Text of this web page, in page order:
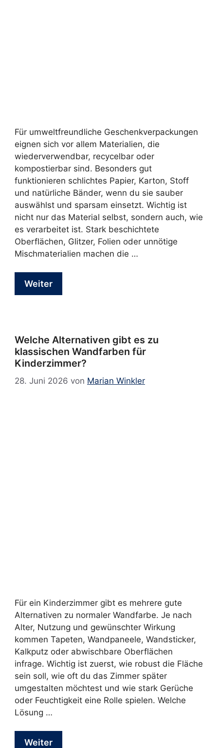
Für umweltfreundliche Geschenkverpackungen
eignen sich vor allem Materialien, die
wiederverwendbar, recycelbar oder
kompostierbar sind. Besonders gut
funktionieren schlichtes Papier, Karton, Stoff
und natürliche Bänder, wenn du sie sauber
auswählst und sparsam einsetzt. Wichtig ist
nicht nur das Material selbst, sondern auch, wie
es verarbeitet ist. Stark beschichtete
Oberflächen, Glitzer, Folien oder unnötige
Mischmaterialien machen die …
Weiter
Welche Alternativen gibt es zu
klassischen Wandfarben für
Kinderzimmer?
28. Juni 2026 von Marian Winkler
Für ein Kinderzimmer gibt es mehrere gute
Alternativen zu normaler Wandfarbe. Je nach
Alter, Nutzung und gewünschter Wirkung
kommen Tapeten, Wandpaneele, Wandsticker,
Kalkputz oder abwischbare Oberflächen
infrage. Wichtig ist zuerst, wie robust die Fläche
sein soll, wie oft du das Zimmer später
umgestalten möchtest und wie stark Gerüche
oder Feuchtigkeit eine Rolle spielen. Welche
Lösung …
Weiter